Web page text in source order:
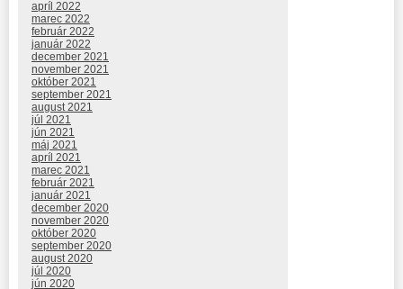
apríl 2022
marec 2022
február 2022
január 2022
december 2021
november 2021
október 2021
september 2021
august 2021
júl 2021
jún 2021
máj 2021
apríl 2021
marec 2021
február 2021
január 2021
december 2020
november 2020
október 2020
september 2020
august 2020
júl 2020
jún 2020